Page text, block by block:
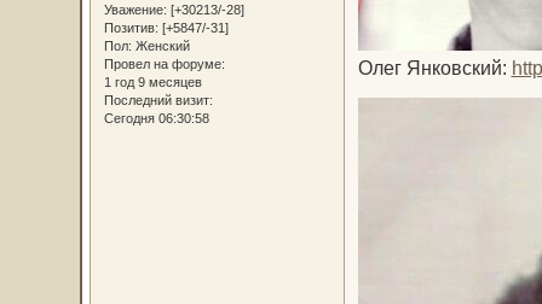
Уважение: [+30213/-28]
Позитив: [+5847/-31]
Пол: Женский
Провел на форуме:
1 год 9 месяцев
Последний визит:
Сегодня 06:30:58
Олег Янковский: